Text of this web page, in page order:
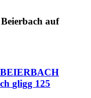
auf
gligg 125